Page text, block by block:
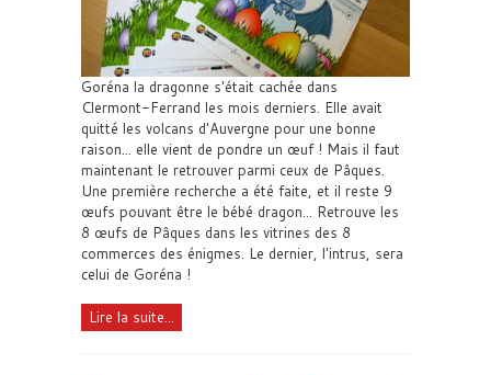
Goréna la dragonne s'était cachée dans
Clermont-Ferrand les mois derniers. Elle avait
quitté les volcans d'Auvergne pour une bonne
raison... elle vient de pondre un œuf ! Mais il faut
maintenant le retrouver parmi ceux de Pâques.
Une première recherche a été faite, et il reste 9
œufs pouvant être le bébé dragon... Retrouve les
8 œufs de Pâques dans les vitrines des 8
commerces des énigmes. Le dernier, l'intrus, sera
celui de Goréna !
Lire la suite...